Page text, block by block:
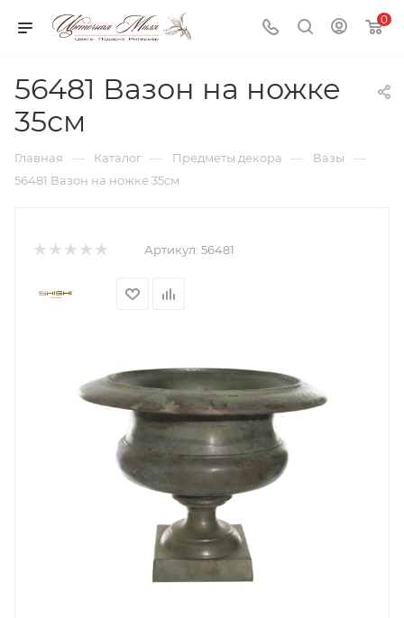
0
56481 Вазон на ножке
35см
Главная — Каталог — Предметы декора — Вазы —
56481 Вазон на ножке 35см
Артикул: 56481